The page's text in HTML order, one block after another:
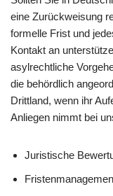
eine Zurückweisung
formelle Frist und
Kontakt an
asylrechtliche
die behördlich
Drittland, wenn ihr
Anliegen nimmt bei
Juristische